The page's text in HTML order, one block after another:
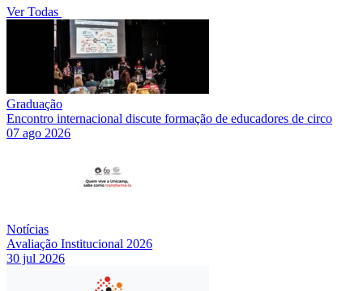
Ver Todas
Graduação
Encontro internacional discute formação de educadores de circo
07 ago 2026
Notícias
Avaliação Institucional 2026
30 jul 2026